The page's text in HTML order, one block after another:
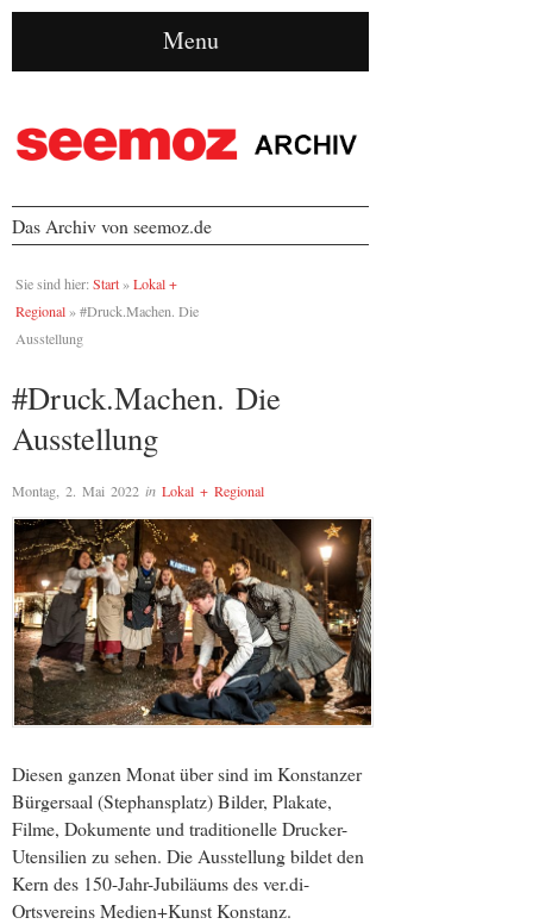
Menu
Das Archiv von seemoz.de
Sie sind hier: Start » Lokal +
Regional » #Druck.Machen. Die
Ausstellung
#Druck.Machen. Die
Ausstellung
Montag, 2. Mai 2022 in Lokal + Regional
Diesen ganzen Monat über sind im Konstanzer
Bürgersaal (Stephansplatz) Bilder, Plakate,
Filme, Dokumente und traditionelle Drucker-
Utensilien zu sehen. Die Ausstellung bildet den
Kern des 150-Jahr-Jubiläums des ver.di-
Ortsvereins Medien+Kunst Konstanz.